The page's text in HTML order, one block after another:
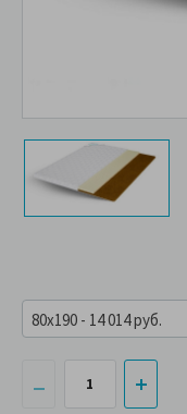
80x190 - 14 014 руб.